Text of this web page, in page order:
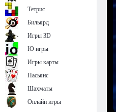
Тетрис
Бильярд
Игры 3D
IO игры
Игры карты
Пасьянс
Шахматы
Онлайн игры